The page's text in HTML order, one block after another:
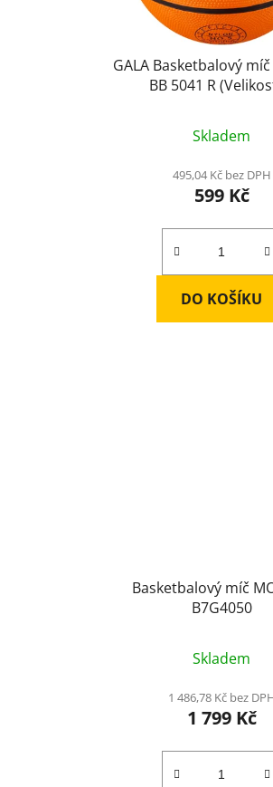
GALA Basketbalový
BB 5041 R
je
z
Skladem
495,04 Kč bez DPH
599 Kč
DO KOŠÍKU
Basketbalový míč
B7G4050
Skladem
1 486,78 Kč bez
1 799 Kč